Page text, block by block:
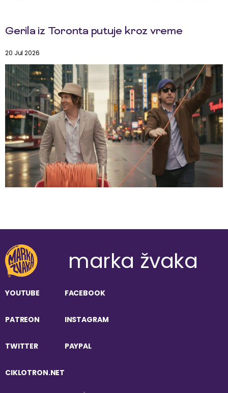
Gerila iz Toronta putuje kroz vreme
20 Jul 2026
marka žvaka
YOUTUBE FACEBOOK
PATREON INSTAGRAM
TWITTER PAYPAL
CIKLOTRON.NET